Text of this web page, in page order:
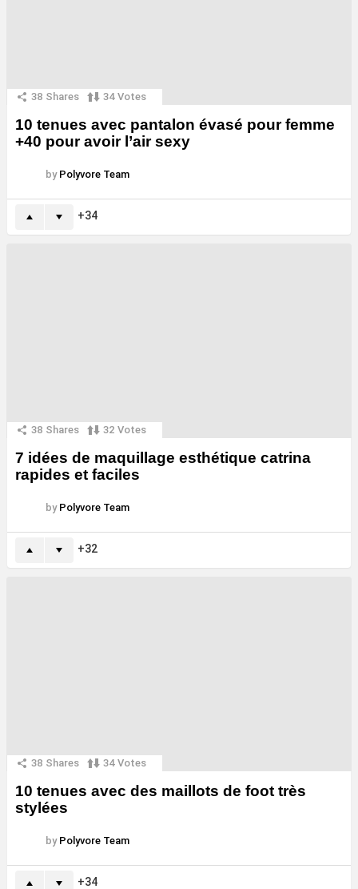
38 Shares 34 Votes
10 tenues avec pantalon évasé pour femme
+40 pour avoir l’air sexy
by Polyvore Team
34
38 Shares 32 Votes
7 idées de maquillage esthétique catrina
rapides et faciles
by Polyvore Team
32
38 Shares 34 Votes
10 tenues avec des maillots de foot très
stylées
by Polyvore Team
34